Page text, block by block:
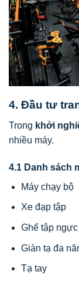
4. Đầu tư
Trong khởi
nhiều máy.
4.1 Danh sách
Máy chạy bộ
Xe đạp tập
Ghế tập ngực
Giàn tạ đa
Tạ tay